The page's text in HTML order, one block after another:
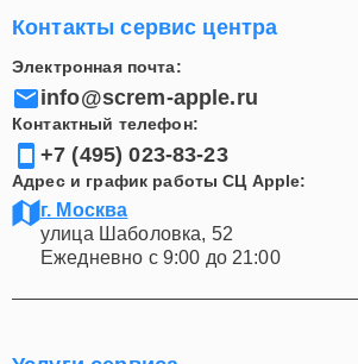
Контакты сервис центра
Электронная почта:
info@screm-apple.ru
Контактный телефон:
+7 (495) 023-83-23
Адрес и график работы СЦ Apple:
г. Москва
улица Шаболовка, 52
Ежедневно с 9:00 до 21:00